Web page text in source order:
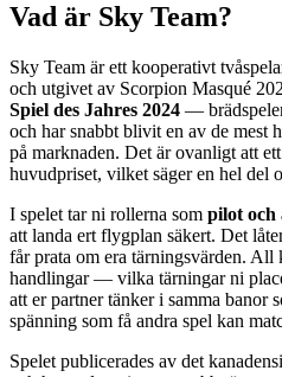
Vad är Sky Team?
Sky Team är ett kooperativt
och utgivet av Scorpion Masqué
Spiel des Jahres 2024 —
och har snabbt blivit en av de mest
på marknaden. Det är ovanligt att
huvudpriset, vilket säger en hel del
I spelet tar ni rollerna som pilot och
att landa ert flygplan säkert. Det
får prata om era tärningsvärden.
handlingar — vilka tärningar ni
att er partner tänker i samma banor
spänning som få andra spel kan
Spelet publicerades av det